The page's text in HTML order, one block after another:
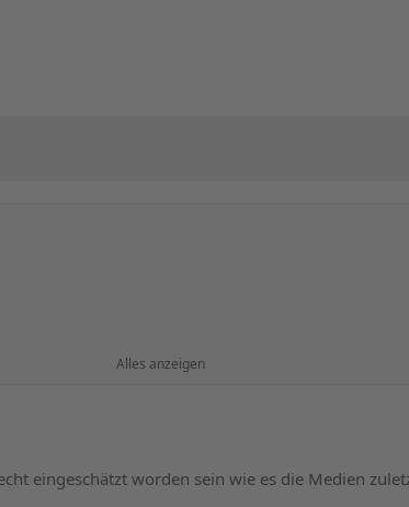
Alles anzeigen
eingeschätzt worden sein wie es die Medien